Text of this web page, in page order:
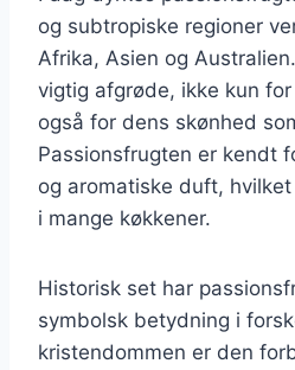
og subtropiske regioner
Afrika, Asien og
vigtig afgrøde, ikke kun
også for dens skønhed
Passionsfrugten er kendt
og aromatiske duft,
i mange køkkener.
Historisk set har
symbolsk betydning i
kristendommen er den